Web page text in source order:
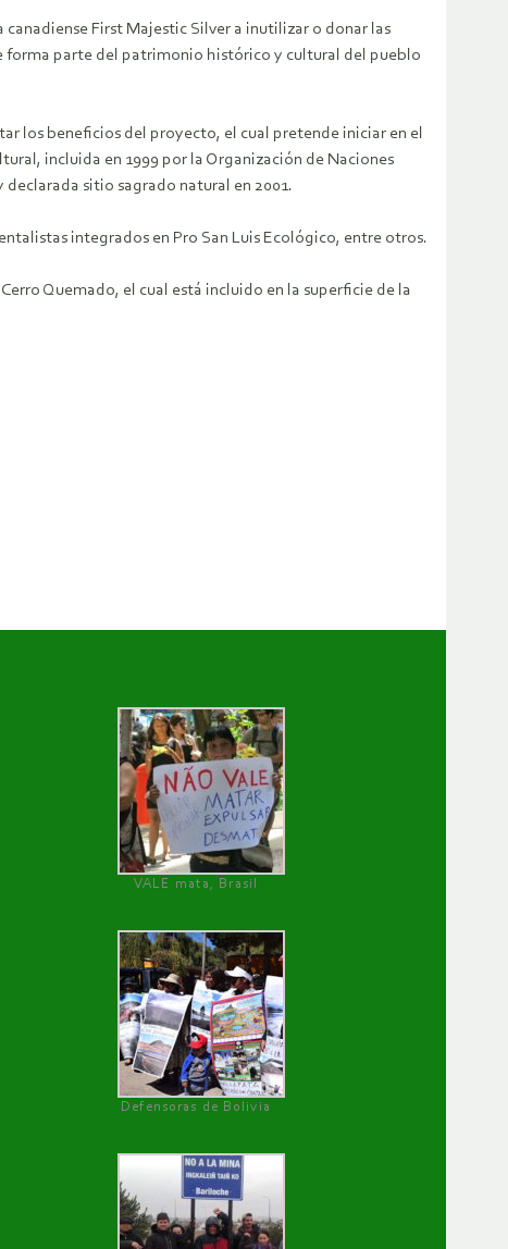
First Majestic Silver a inutilizar o donar las
forma parte del patrimonio histórico y cultural del pueblo
los beneficios del proyecto, el cual pretende iniciar en el
incluida en 1999 por la Organización de Naciones
declarada sitio sagrado natural en 2001.
integrados en Pro San Luis Ecológico, entre otros.
Quemado, el cual está incluido en la superficie de la
VALE mata, Brasil
Defensoras de Bolivia